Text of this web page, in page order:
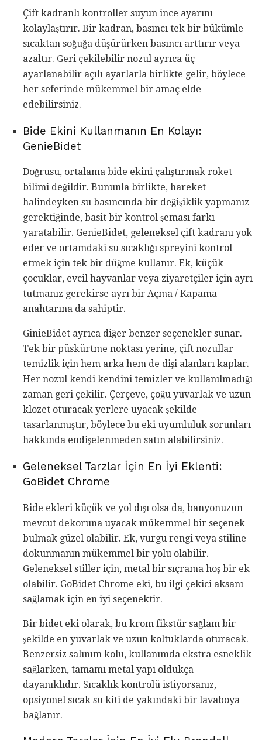
Çift kadranlı kontroller suyun ince ayarını
kolaylaştırır. Bir kadran, basıncı tek bir bükümle
sıcaktan soğuğa düşürürken basıncı arttırır veya
azaltır. Geri çekilebilir nozul ayrıca üç
ayarlanabilir açılı ayarlarla birlikte gelir, böylece
her seferinde mükemmel bir amaç elde
edebilirsiniz.
Bide Ekini Kullanmanın En Kolayı:
GenieBidet
Doğrusu, ortalama bide ekini çalıştırmak roket
bilimi değildir. Bununla birlikte, hareket
halindeyken su basıncında bir değişiklik yapmanız
gerektiğinde, basit bir kontrol şeması farkı
yaratabilir. GenieBidet, geleneksel çift kadranı yok
eder ve ortamdaki su sıcaklığı spreyini kontrol
etmek için tek bir düğme kullanır. Ek, küçük
çocuklar, evcil hayvanlar veya ziyaretçiler için ayrı
tutmanız gerekirse ayrı bir Açma / Kapama
anahtarına da sahiptir.
GinieBidet ayrıca diğer benzer seçenekler sunar.
Tek bir püskürtme noktası yerine, çift nozullar
temizlik için hem arka hem de dişi alanları kaplar.
Her nozul kendi kendini temizler ve kullanılmadığı
zaman geri çekilir. Çerçeve, çoğu yuvarlak ve uzun
klozet oturacak yerlere uyacak şekilde
tasarlanmıştır, böylece bu eki uyumluluk sorunları
hakkında endişelenmeden satın alabilirsiniz.
Geleneksel Tarzlar İçin En İyi Eklenti:
GoBidet Chrome
Bide ekleri küçük ve yol dışı olsa da, banyonuzun
mevcut dekoruna uyacak mükemmel bir seçenek
bulmak güzel olabilir. Ek, vurgu rengi veya stiline
dokunmanın mükemmel bir yolu olabilir.
Geleneksel stiller için, metal bir sıçrama hoş bir ek
olabilir. GoBidet Chrome eki, bu ilgi çekici aksanı
sağlamak için en iyi seçenektir.
Bir bidet eki olarak, bu krom fikstür sağlam bir
şekilde en yuvarlak ve uzun koltuklarda oturacak.
Benzersiz salınım kolu, kullanımda ekstra esneklik
sağlarken, tamamı metal yapı oldukça
dayanıklıdır. Sıcaklık kontrolü istiyorsanız,
opsiyonel sıcak su kiti de yakındaki bir lavaboya
bağlanır.